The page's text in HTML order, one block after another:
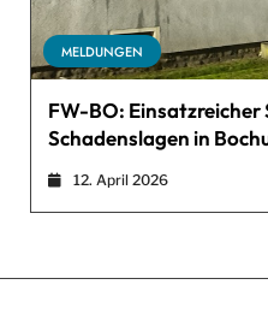
MELDUNGEN
FW-BO:
Schadenslagen in
12. April 2026